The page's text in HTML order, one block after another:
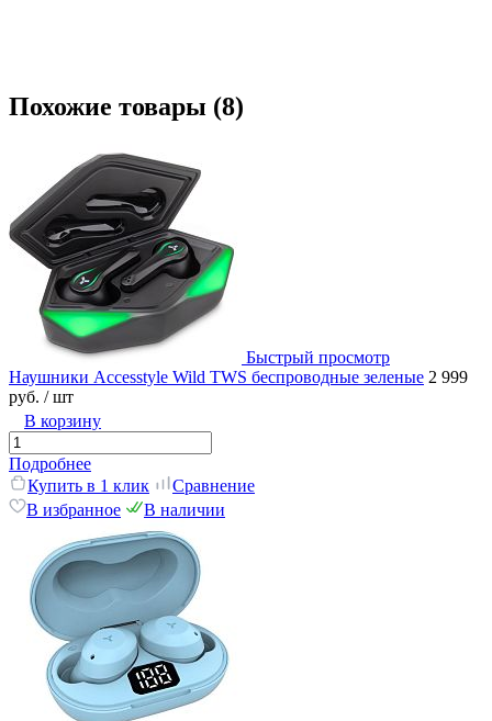
Похожие товары (8)
Быстрый просмотр
Наушники Accesstyle Wild TWS беспроводные зеленые 2 999
руб. / шт
В корзину
Подробнее
Купить в 1 клик
Сравнение
В избранное
В наличии